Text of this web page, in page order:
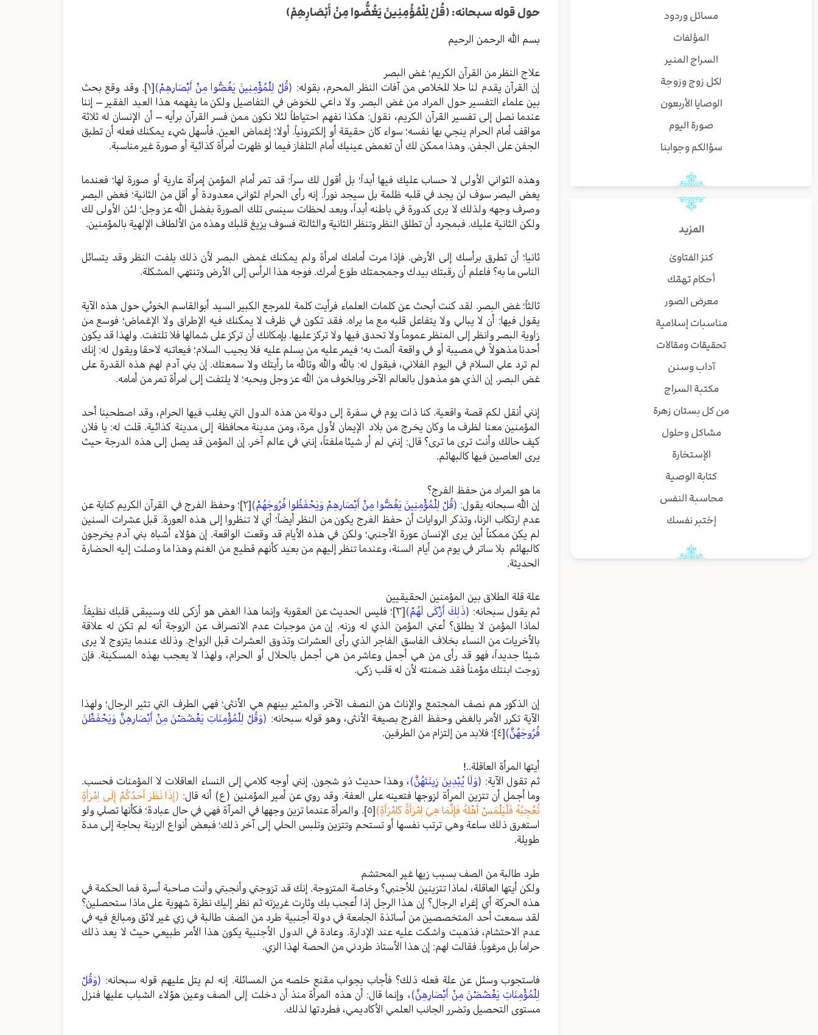
مسائل وردود
المؤلفات
السراج المنير
لكل زوج وزوجة
الوصايا الأربعون
صورة اليوم
سؤالكم وجوابنا
المزيد
كنز الفتاوىٰ
أحكام تهمّك
معرض الصور
مناسبات إسلامية
تحقيقات ومقالات
آداب وسنن
مكتبة السراج
من كل بستان زهرة
مشاكل وحلول
الإستخارة
كتابة الوصية
محاسبة النفس
إختبر نفسك
حول قوله سبحانه: (قُلْ لِلْمُؤْمِنِينَ يَغُضُّوا مِنْ أَبْصَارِهِمْ)
بسم الله الرحمن الرحیم
علاج النظر من القرآن الكريم؛ غض البصر
إن القرآن يقدم لنا حلا للخلاص من آفات النظر المحرم، بقوله: (قُلْ لِلْمُؤْمِنِينَ يَغُضُّوا مِنْ أَبْصَارِهِمْ)[١] . وقد وقع بحث
بين علماء التفسير حول المراد من غض البصر. ولا داعي للخوض في التفاصيل ولكن ما يفهمه هذا العبد الفقير – إننا
عندما نصل إلى تفسير القرآن الكريم، نقول: هكذا نفهم احتياطاً لئلا نكون ممن فسر القرآن برأيه – أن الإنسان له ثلاثة
مواقف أمام الحرام ينجي بها نفسه؛ سواء كان حقيقة أو إلكترونياً. أولا؛ إغماض العين. فأسهل شيء يمكنك فعله أن تطبق
الجفن على الجفن. وهذا ممكن لك أن تغمض عينيك أمام التلفاز فيما لو ظهرت أمرأة كذائية أو صورة غير مناسبة.
وهذه الثواني الأولى لا حساب عليك فيها أبداً؛ بل أقول لك سراً: قد تمر أمام المؤمن إمرأة عارية أو صورة لها؛ فعندما
يغض البصر سوف لن يجد في قلبه ظلمة بل سيجد نوراً. إنه رأى الحرام لثواني معدودة أو أقل من الثانية؛ فغض البصر
وصرف وجهه ولذلك لا يرى كدورة في باطنه أبداً، وبعد لحظات سينسى تلك الصورة بفضل الله عز وجل؛ لئن الأولى لك
ولكن الثانية عليك. فبمجرد أن تطلق النظر وتنظر الثانية والثالثة فسوف يزيغ قلبك وهذه من الألطاف الإلهية بالمؤمنين.
ثانيا؛ أن تطرق برأسك إلى الأرض. فإذا مرت أمامك امرأة ولم يمكنك غمض البصر لأن ذلك يلفت النظر وقد يتسائل
الناس ما به؟ فاعلم أن رقبتك بيدك وجمجمتك طوع أمرك. فوجه هذا الرأس إلى الأرض وتنتهي المشكلة.
ثالثاً؛ غض البصر. لقد كنت أبحث عن كلمات العلماء فرأيت كلمة للمرجع الكبير السيد أبوالقاسم الخوئي حول هذه الآية
يقول فيها: أن لا يبالي ولا يتفاعل قلبه مع ما يراه. فقد تكون في ظرف لا يمكنك فيه الإطراق ولا الإغماض؛ فوسع من
زاوية البصر وانظر إلى المنظر عموماً ولا تحدق فيها ولا تركز عليها. بإمكانك أن تركز على شمالها فلا تلتفت. ولهذا قد يكون
أحدنا مذهولاً في مصيبة أو في واقعة ألمت به؛ فيمر عليه من يسلم عليه فلا يجيب السلام؛ فيعاتبه لاحقا ويقول له: إنك
لم ترد علي السلام في اليوم الفلاني، فيقول له: بالله والله وتالله ما رأيتك ولا سمعتك. إن بني آدم لهم هذه القدرة على
غض البصر. إن الذي هو مذهول بالعالم الآخر وبالخوف من الله عز وجل وبحبه؛ لا يلتفت إلى امرأة تمر من أمامه.
إنني أنقل لكم قصة واقعية. كنا ذات يوم في سفرة إلى دولة من هذه الدول التي يغلب فيها الحرام، وقد اصطحبنا أحد
المؤمنين معنا لظرف ما وكان يخرج من بلاد الإيمان لأول مرة، ومن مدينة محافظة إلى مدينة كذائية. قلت له: يا فلان
كيف حالك وأنت ترى ما ترى؟ قال: إنني لم أر شيئا ملفتاً، إنني في عالم آخر. إن المؤمن قد يصل إلى هذه الدرجة حيث
يرى العاصين فيها كالبهائم.
ما هو المراد من حفظ الفرج؟
إن الله سبحانه يقول: (قُلْ لِلْمُؤْمِنِينَ يَغُضُّوا مِنْ أَبْصَارِهِمْ وَيَحْفَظُوا فُرُوجَهُمْ)[٢]
؛ وحفظ الفرج في القرآن الكريم كناية عن
عدم ارتكاب الزنا، وتذكر الروايات أن حفظ الفرج يكون من النظر أيضاً؛ أي لا تنظروا إلى هذه العورة. قبل عشرات السنين
لم يكن ممكناً أين يرى الإنسان عورة الأجنبي؛ ولكن في هذه الأيام قد وقعت الواقعة. إن هؤلاء أشباه بني آدم يخرجون
كالبهائم بلا ساتر في يوم من أيام السنة، وعندما تنظر إليهم من بعيد كأنهم قطيع من الغنم وهذا ما وصلت إليه الحضارة
الحديثة.
علة قلة الطلاق بين المؤمنين الحقيقيين
ثم يقول سبحانه: (ذَلِكَ أَزْكَى لَهُمْ)[٣]
؛ فليس الحديث عن العقوبة وإنما هذا الغض هو أزكى لك وسيبقى قلبك نظيفاً.
لماذا المؤمن لا يطلق؟ أعني المؤمن الذي له وزنه. إن من موجبات عدم الانصراف عن الزوجة أنه لم تكن له علاقة
بالأخريات من النساء بخلاف الفاسق الفاجر الذي رأى العشرات وتذوق العشرات قبل الزواج. وذلك عندما يتزوج لا يرى
شيئا جديداً، فهو قد رأى من هي أجمل وعاشر من هي أجمل بالحلال أو الحرام، ولهذا لا يعجب بهذه المسكينة. فإن
زوجت ابنتك مؤمناً فقد ضمنته لأن له قلب زكي.
إن الذكور هم نصف المجتمع والإناث هن النصف الآخر. والمثير بينهم هي الأنثى؛ فهي الطرف التي تثير الرجال؛ ولهذا
الآية تكرر الأمر بالغض وحفظ الفرج بصيغة الأنثى، وهو قوله سبحانه: (وَقُلْ لِلْمُؤْمِنَاتِ يَغْضُضْنَ مِنْ أَبْصَارِهِنَّ وَيَحْفَظْنَ
فُرُوجَهُنَّ)[٤] ؛ فلابد من إلتزام من الطرفين.
أيتها المرأة العاقلة..!
ثم تقول الآية: (وَلَا يُبْدِينَ زِينَتَهُنَّ)، وهذا حديث ذو شجون. إنني أوجه كلامي إلى النساء العاقلات لا المؤمنات فحسب.
وما أجمل أن تتزين المرأة لزوجها فتعينه على العفة. وقد روي عن أمير المؤمنين (ع) أنه قال: (إِذَا نَظَرَ أَحَدُكُمْ إِلَى اِمْرَأَةٍ
تُعْجِبُهُ فَلْيَلْمَسْ أَهْلَهُ فَإِنَّمَا هِيَ اِمْرَأَةٌ كَامْرَأَةٍ)[٥]
. والمرأة عندما تزين وجهها في المرآة فهي في حال عبادة؛ فكأنها تصلي ولو
استغرق ذلك ساعة وهي ترتب نفسها أو تستحم وتتزين وتلبس الحلي إلى آخر ذلك؛ فبعض أنواع الزينة بحاجة إلى مدة
طويلة.
طرد طالبة من الصف بسبب زيها غير المحتشم
ولكن أيتها العاقلة، لماذا تتزينين للأجنبي؟ وخاصة المتزوجة. إنك قد تزوجتي وأنجبتي وأنت صاحبة أسرة فما الحكمة في
هذه الحركة أي إغراء الرجال؟ إن هذا الرجل إذا أعجب بك وثارت غريزته ثم نظر إليك نظرة شهوية على ماذا ستحصلين؟
لقد سمعت أحد المتخصصين من أساتذة الجامعة في دولة أجنبية طرد من الصف طالبة في زي غير لائق ومبالغ فيه في
عدم الاحتشام، فذهبت واشكت عليه عند الإدارة. وعادة في الدول الأجنبية يكون هذا الأمر طبيعي حيث لا يعد ذلك
حراماً بل مرغوباً. فقالت لهم: إن هذا الأستاذ طردني من الحصة لهذا الزي.
فاستجوب وسئل عن علة فعله ذلك؟ فأجاب بجواب مقنع خلصه من المسائلة. إنه لم يتل عليهم قوله سبحانه: (وَقُلْ
لِلْمُؤْمِنَاتِ يَغْضُضْنَ مِنْ أَبْصَارِهِنَّ)، وإنما قال: أن هذه المرأة منذ أن دخلت إلى الصف وعين هؤلاء الشباب عليها فنزل
مستوى التحصيل وتضرر الجانب العلمي الأكاديمي، فطردتها لذلك.